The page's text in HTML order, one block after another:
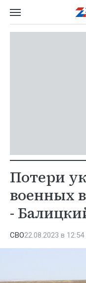
Потери
военных
-
СВО22.08.2023 в 12:54